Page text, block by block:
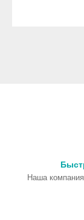
Наша